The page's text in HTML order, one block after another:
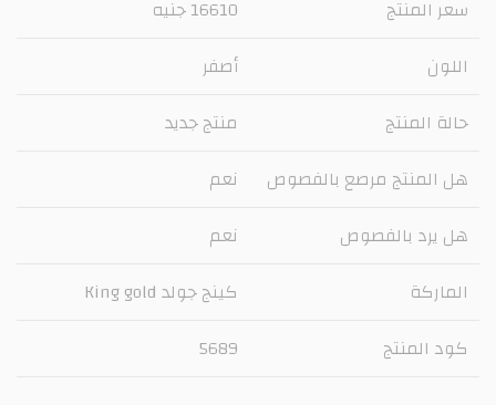
سعر المنتج
16610 جنيه
اللون
أصفر
حالة المنتج
منتج جديد
هل المنتج مرصع بالفصوص
نعم
هل يرد بالفصوص
نعم
الماركة
كينج جولد King gold
كود المنتج
5689